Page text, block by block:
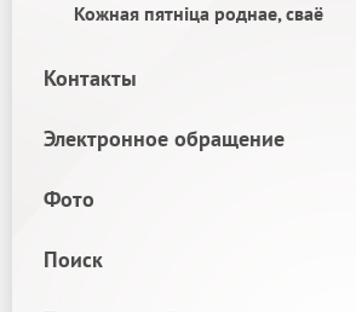
Кожная пятніца роднае, сваё
Контакты
Электронное обращение
Фото
Поиск